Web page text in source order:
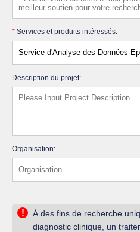
* Services et produits intéressés:
Description du projet:
Organisation:
!
À des fins de recherche
diagnostic clinique, un